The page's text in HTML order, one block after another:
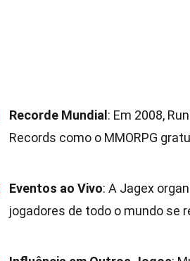
Recorde Mundial : Em 2008,
Records como o MMORPG
Eventos ao Vivo: A Jagex
jogadores de todo o mundo se